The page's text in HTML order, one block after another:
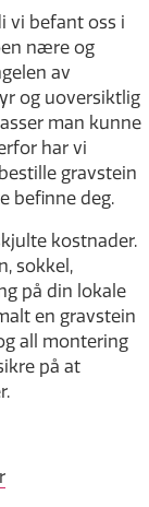
vi befant oss i
nære og
av
og uoversiktlig
man kunne
har vi
gravstein
befinne deg.
kostnader.
sokkel,
på din lokale
en gravstein
all montering
på at